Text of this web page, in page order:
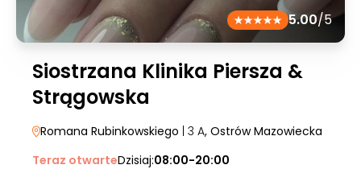
5.00/5
Siostrzana Klinika Piersza &
Strągowska
Romana Rubinkowskiego | 3 A, Ostrów Mazowiecka
Teraz otwarteDzisiaj:08:00-20:00